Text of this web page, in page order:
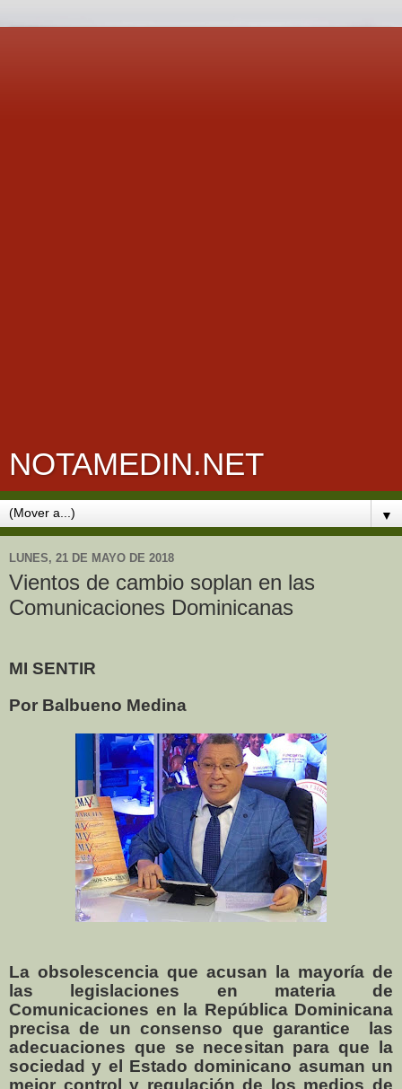
NOTAMEDIN.NET
▼
LUNES, 21 DE MAYO DE 2018
Vientos de cambio soplan en las
Comunicaciones Dominicanas
MI SENTIR
Por Balbueno Medina
La obsolescencia que acusan la mayoría de
las legislaciones en materia de
Comunicaciones en la República Dominicana
precisa de un consenso que garantice
las
adecuaciones que se necesitan para que la
sociedad y el Estado dominicano asuman un
mejor control y regulación de los medios de